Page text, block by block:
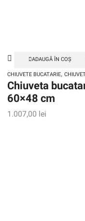
ADAUGĂ ÎN COȘ
CHIUVETE BUCATARIE,
Chiuveta
60×48 cm
1.007,00 lei